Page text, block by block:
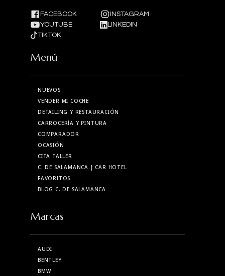
FACEBOOK
INSTAGRAM
YOUTUBE
LINKEDIN
TIKTOK
Menú
NUEVOS
VENDER MI COCHE
DETAILING Y RESTAURACIÓN
CARROCERÍA Y PINTURA
COMPARADOR
OCASIÓN
CITA TALLER
C. DE SALAMANCA | CAR HOTEL
FAVORITOS
BLOG C. DE SALAMANCA
Marcas
AUDI
BENTLEY
BMW